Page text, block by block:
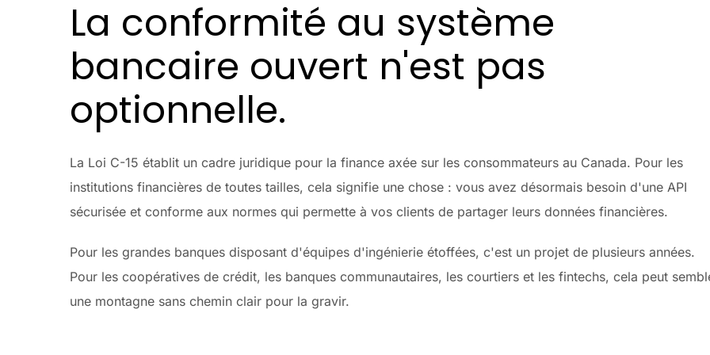
La conformité au système
bancaire ouvert n'est pas
optionnelle.
La Loi C-15 établit un cadre juridique pour la finance axée sur les consommateurs au Canada. Pour les
institutions financières de toutes tailles, cela signifie une chose : vous avez désormais besoin d'une API
sécurisée et conforme aux normes qui permette à vos clients de partager leurs données financières.
Pour les grandes banques disposant d'équipes d'ingénierie étoffées, c'est un projet de plusieurs années.
Pour les coopératives de crédit, les banques communautaires, les courtiers et les fintechs, cela peut
une montagne sans chemin clair pour la gravir.